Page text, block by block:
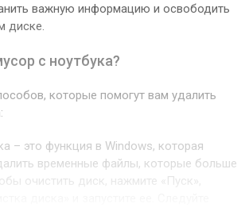
важную информацию и освободить
диске.
с ноутбука?
которые помогут вам удалить
– это функция в Windows, которая
временные файлы, которые больше
очистить диск, нажмите «Пуск»,